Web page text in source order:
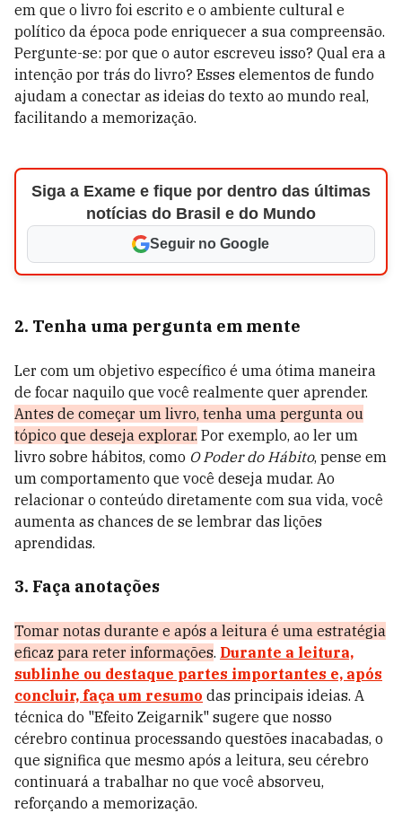
em que o livro foi escrito e o ambiente cultural e
político da época pode enriquecer a sua compreensão.
Pergunte-se: por que o autor escreveu isso? Qual era a
intenção por trás do livro? Esses elementos de fundo
ajudam a conectar as ideias do texto ao mundo real,
facilitando a memorização.
Siga a Exame e fique por dentro das últimas
notícias do Brasil e do Mundo
Seguir no Google
2. Tenha uma pergunta em mente
Ler com um objetivo específico é uma ótima maneira
de focar naquilo que você realmente quer aprender.
Antes de começar um livro, tenha uma pergunta ou
tópico que deseja explorar. Por exemplo, ao ler um
livro sobre hábitos, como O Poder do Hábito, pense em
um comportamento que você deseja mudar. Ao
relacionar o conteúdo diretamente com sua vida, você
aumenta as chances de se lembrar das lições
aprendidas.
3. Faça anotações
Tomar notas durante e após a leitura é uma estratégia
eficaz para reter informações. Durante a leitura,
sublinhe ou destaque partes importantes e, após
concluir, faça um resumo das principais ideias. A
técnica do "Efeito Zeigarnik" sugere que nosso
cérebro continua processando questões inacabadas, o
que significa que mesmo após a leitura, seu cérebro
continuará a trabalhar no que você absorveu,
reforçando a memorização.